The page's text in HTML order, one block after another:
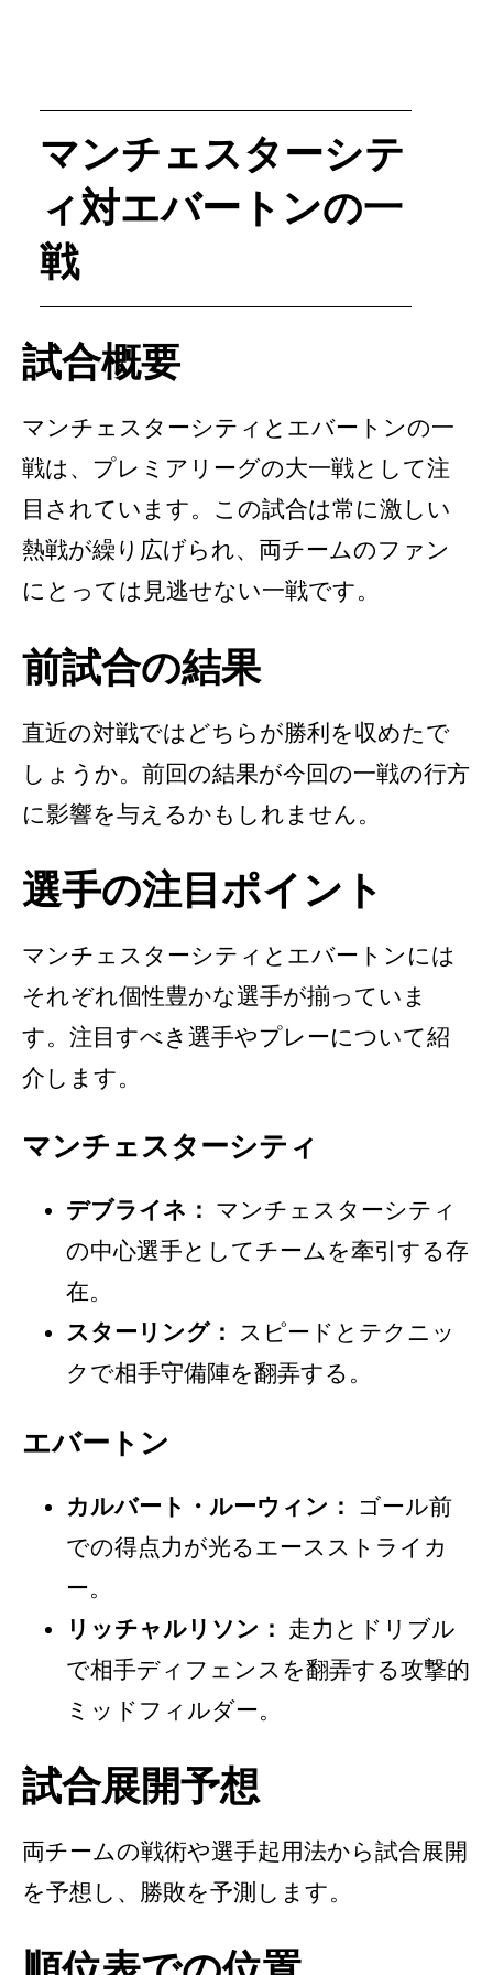
マンチェスターシテ
ィ対エバートンの一
戦
試合概要
マンチェスターシティとエバートンの一
戦は、プレミアリーグの大一戦として注
目されています。この試合は常に激しい
熱戦が繰り広げられ、両チームのファン
にとっては見逃せない一戦です。
前試合の結果
直近の対戦ではどちらが勝利を収めたで
しょうか。前回の結果が今回の一戦の行方
に影響を与えるかもしれません。
選手の注目ポイント
マンチェスターシティとエバートンには
それぞれ個性豊かな選手が揃っていま
す。注目すべき選手やプレーについて紹
介します。
マンチェスターシティ
デブライネ： マンチェスターシティ
の中心選手としてチームを牽引する存
在。
スターリング： スピードとテクニッ
クで相手守備陣を翻弄する。
エバートン
カルバート・ルーウィン：
ゴール前
での得点力が光るエースストライカ
ー。
リッチャルリソン： 走力とドリブル
で相手ディフェンスを翻弄する攻撃的
ミッドフィルダー。
試合展開予想
両チームの戦術や選手起用法から試合展開
を予想し、勝敗を予測します。